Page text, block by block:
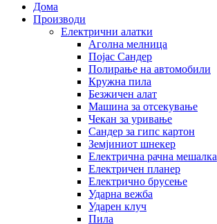
Дома
Производи
Електрични алатки
Аголна мелница
Појас Сандер
Полирање на автомобили
Кружна пила
Безжичен алат
Машина за отсекување
Чекан за уривање
Сандер за гипс картон
Земјиниот шнекер
Електрична рачна мешалка
Електричен планер
Електрично брусење
Ударна вежба
Ударен клуч
Пила